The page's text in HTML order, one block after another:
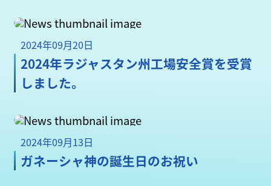
2024年09月20日
2024年ラジャスタン州工場安全賞を受賞
しました。
2024年09月13日
ガネーシャ神の誕生日のお祝い